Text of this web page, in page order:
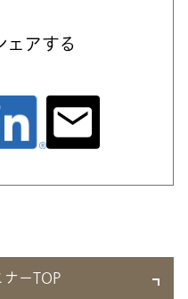
アする
ーTOP